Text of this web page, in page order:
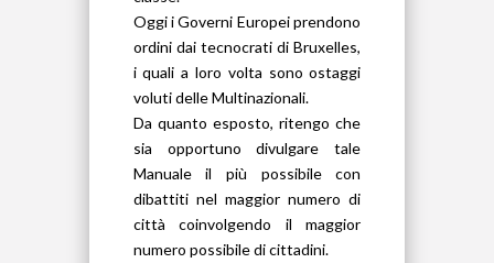
Oggi i Governi Europei prendono
ordini dai tecnocrati di Bruxelles,
i quali a loro volta sono ostaggi
voluti delle Multinazionali.
Da quanto esposto, ritengo che
sia opportuno divulgare tale
Manuale il più possibile con
dibattiti nel maggior numero di
città coinvolgendo il maggior
numero possibile di cittadini.